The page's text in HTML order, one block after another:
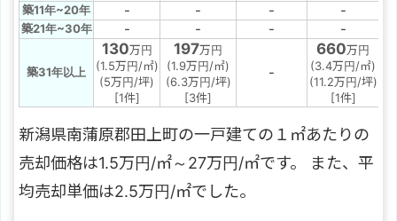
築11年~20年 - - - -
築21年~30年 - - - -
築31年以上
130万円
(1.5万円/㎡)
(5万円/坪)
[1件]
197万円
(1.9万円/㎡)
(6.3万円/坪)
[3件]
-
660万円
(3.4万円/㎡)
(11.2万円/坪)
[1件]
新潟県南蒲原郡田上町の一戸建ての１㎡あたりの
売却価格は1.5万円/㎡～27万円/㎡です。 また、平
均売却単価は2.5万円/㎡でした。